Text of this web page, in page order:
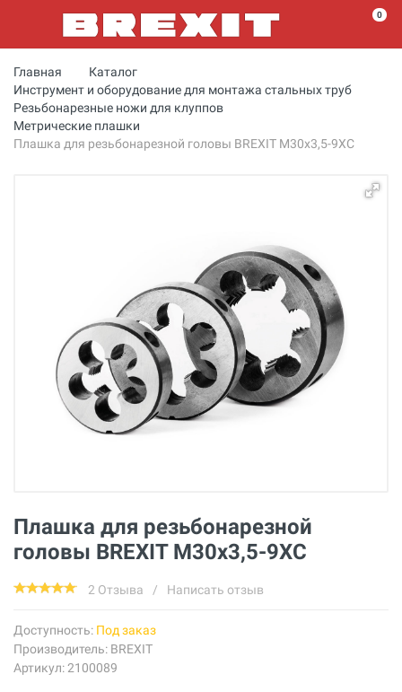
0
Главная
Каталог
Инструмент и оборудование для монтажа стальных труб
Резьбонарезные ножи для клуппов
Метрические плашки
Плашка для резьбонарезной головы BREXIT М30x3,5-9XC
Плашка для резьбонарезной
головы BREXIT М30x3,5-9XC
2 Отзыва / Написать отзыв
Доступность: Под заказ
Производитель: BREXIT
Артикул: 2100089